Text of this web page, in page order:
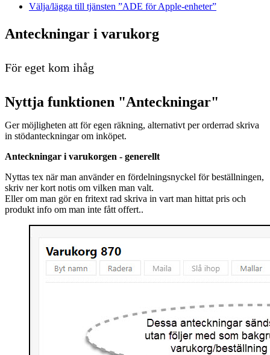
Välja/lägga till tjänsten ”ADE för Apple-enheter”
Anteckningar i varukorg
För eget kom ihåg
Nyttja funktionen "Anteckningar"
Ger möjligheten att för egen räkning, alternativt per orderrad skriva
in stödanteckningar om inköpet.
Anteckningar i varukorgen - generellt
Nyttas tex när man använder en fördelningsnyckel för beställningen,
skriv ner kort notis om vilken man valt.
Eller om man gör en fritext rad skriva in vart man hittat pris och
produkt info om man inte fått offert..